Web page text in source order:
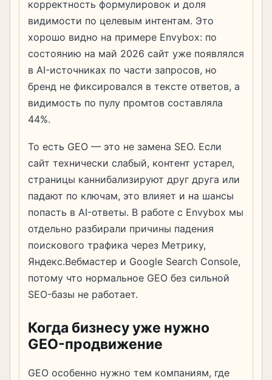
корректность формулировок и доля
видимости по целевым интентам. Это
хорошо видно на примере Envybox: по
состоянию на май 2026 сайт уже появлялся
в AI-источниках по части запросов, но
бренд не фиксировался в тексте ответов, а
видимость по пулу промтов составляла
44%.
То есть GEO — это не замена SEO. Если
сайт технически слабый, контент устарел,
страницы каннибализируют друг друга или
падают по ключам, это влияет и на шансы
попасть в AI-ответы. В работе с Envybox мы
отдельно разбирали причины падения
поискового трафика через Метрику,
Яндекс.Вебмастер и Google Search Console,
потому что нормальное GEO без сильной
SEO-базы не работает.
Когда бизнесу уже нужно
GEO-продвижение
GEO особенно нужно тем компаниям, где